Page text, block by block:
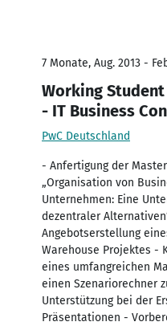
7 Monate, Aug. 2013 -
Working
- IT Business
PwC Deutschland
- Anfertigung der
„Organisation von
Unternehmen: Eine
dezentraler
Angebotserstellung
Warehouse Projektes -
eines umfangreichen
einen Szenariorechner
Unterstützung bei der
Präsentationen -